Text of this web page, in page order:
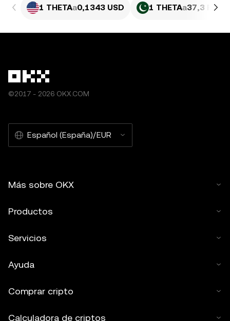
1 THETAa0,1343 USD 1 THETAa37,3 PKR
©2017 - 2026 OKX.COM
Español (España)/EUR
Más sobre OKX
Productos
Servicios
Ayuda
Comprar cripto
Calculadora de criptos